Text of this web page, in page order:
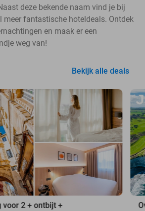
deze bekende naam vind je bij
meer fantastische hoteldeals. Ontdek
en maak er een
weg van!
Bekijk alle deals
voor 2 + ontbijt +